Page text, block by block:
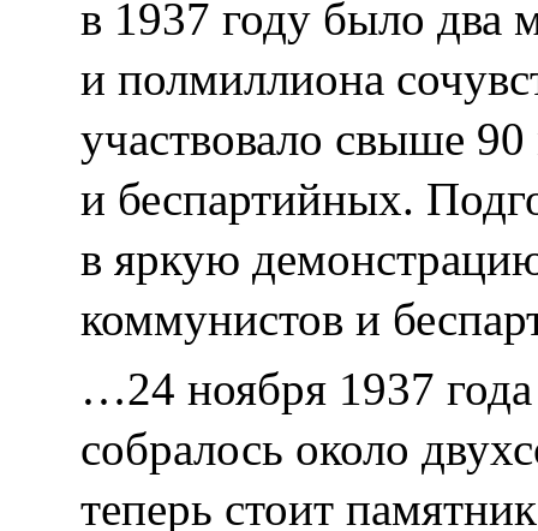
в 1937 году было два
и полмиллиона
участвовало свыше
и беспартийных.
в яркую
коммунистов и
…24 ноября 1937
собралось около
теперь стоит